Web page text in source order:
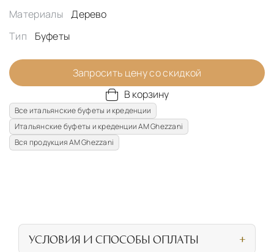
Материалы
Дерево
Тип
Буфеты
Запросить цену со скидкой
В корзину
Все итальянские буфеты и креденции
Итальянские буфеты и креденции AM Ghezzani
Вся продукция AM Ghezzani
УСЛОВИЯ И СПОСОБЫ ОПЛАТЫ